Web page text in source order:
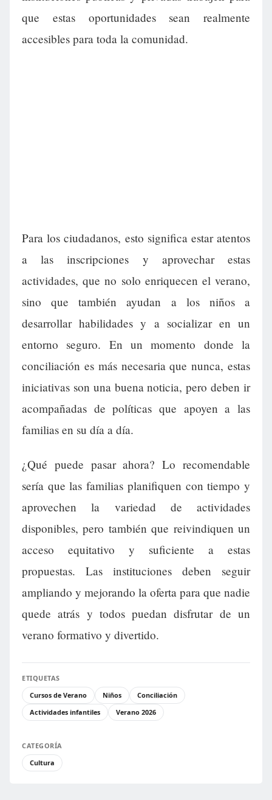
que estas oportunidades sean realmente
accesibles para toda la comunidad.
Para los ciudadanos, esto significa estar atentos
a las inscripciones y aprovechar estas
actividades, que no solo enriquecen el verano,
sino que también ayudan a los niños a
desarrollar habilidades y a socializar en un
entorno seguro. En un momento donde la
conciliación es más necesaria que nunca, estas
iniciativas son una buena noticia, pero deben ir
acompañadas de políticas que apoyen a las
familias en su día a día.
¿Qué puede pasar ahora? Lo recomendable
sería que las familias planifiquen con tiempo y
aprovechen la variedad de actividades
disponibles, pero también que reivindiquen un
acceso equitativo y suficiente a estas
propuestas. Las instituciones deben seguir
ampliando y mejorando la oferta para que nadie
quede atrás y todos puedan disfrutar de un
verano formativo y divertido.
ETIQUETAS
Cursos de Verano
Niños
Conciliación
Actividades infantiles
Verano 2026
CATEGORÍA
Cultura